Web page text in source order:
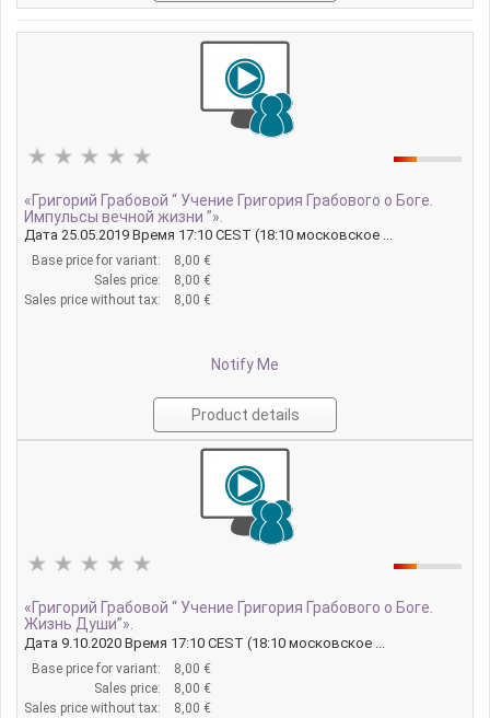
«Григорий Грабовой “ Учение Григория Грабового о Боге.
Импульсы вечной жизни ”».
Дата 25.05.2019 Время 17:10 CEST (18:10 московское ...
Base price for variant:
8,00 €
Sales price:
8,00 €
Sales price without tax:
8,00 €
Notify Me
Product details
«Григорий Грабовой “ Учение Григория Грабового о Боге.
Жизнь Души”».
Дата 9.10.2020 Время 17:10 CEST (18:10 московское ...
Base price for variant:
8,00 €
Sales price:
8,00 €
Sales price without tax:
8,00 €